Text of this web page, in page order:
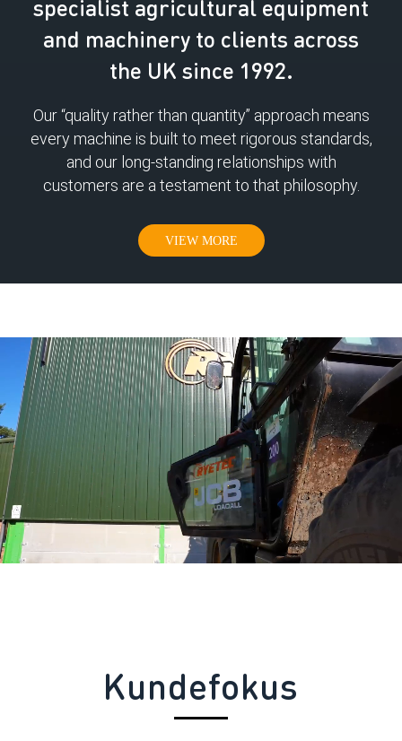
specialist agricultural equipment
and machinery to clients across
the UK since 1992.
Our “quality rather than quantity” approach means
every machine is built to meet rigorous standards,
and our long-standing relationships with
customers are a testament to that philosophy.
VIEW MORE
Kundefokus